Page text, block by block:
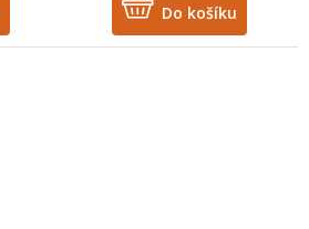
Do košíku